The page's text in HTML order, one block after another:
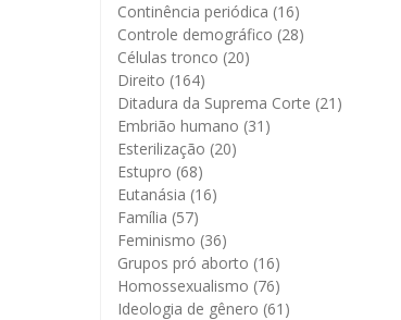
Continência periódica (16)
Controle demográfico (28)
Células tronco (20)
Direito (164)
Ditadura da Suprema Corte (21)
Embrião humano (31)
Esterilização (20)
Estupro (68)
Eutanásia (16)
Família (57)
Feminismo (36)
Grupos pró aborto (16)
Homossexualismo (76)
Ideologia de gênero (61)